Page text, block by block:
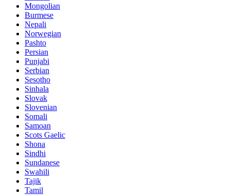
Mongolian
Burmese
Nepali
Norwegian
Pashto
Persian
Punjabi
Serbian
Sesotho
Sinhala
Slovak
Slovenian
Somali
Samoan
Scots Gaelic
Shona
Sindhi
Sundanese
Swahili
Tajik
Tamil